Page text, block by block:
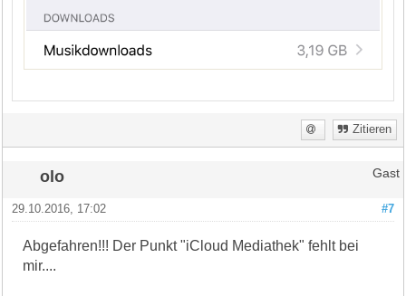
Zitieren
olo Gast
#7
29.10.2016, 17:02
Abgefahren!!! Der Punkt "iCloud Mediathek" fehlt bei
mir....